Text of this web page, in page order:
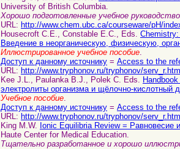
University of British Columbia.
Хорошо подготовленные учебное руководство
URL: http://www.chem.ubc.ca/courseware/pH/
Housecroft C.E., Constable E.C., Eds.
Введение в неорганическую, физическую,
Иллюстрированное учебное пособие
Доступ к данному источнику = Access to the
URL: http://www.tryphonov.ru/tryphonov/
Kee J.L., Paulanka B.J., Polek C. Eds.
электролиты организма и щёлочно-кислотный
Учебное пособие
Доступ к данному источнику = Access to the
URL: http://www.tryphonov.ru/tryphonov/
King M.W. Ionic Equilibria Review = Равновесие
Haute Center for Medical Education.
Тщательно разработанное и хорошо